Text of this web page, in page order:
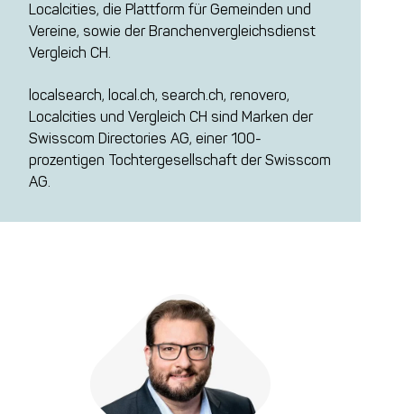
Localcities, die Plattform für Gemeinden und
Vereine, sowie der Branchenvergleichsdienst
Vergleich CH.
localsearch, local.ch, search.ch, renovero,
Localcities und Vergleich CH sind Marken der
Swisscom Directories AG, einer 100-
prozentigen Tochtergesellschaft der Swisscom
AG.